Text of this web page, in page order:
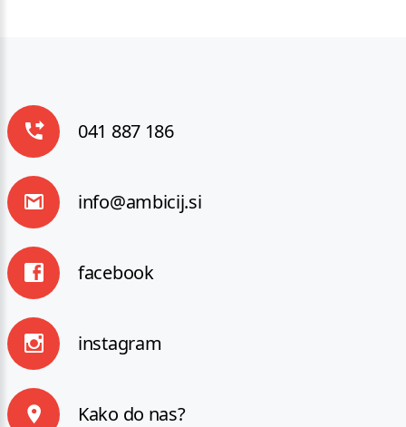
041 887 186
info@ambicij.si
facebook
instagram
Kako do nas?